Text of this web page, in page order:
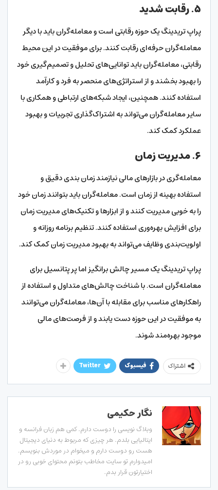
۵. رقابت شدید
پراپ تریدینگ یک حوزه رقابتی است و معامله‌گران باید با دیگر
معامله‌گران حرفه‌ای رقابت کنند. برای موفقیت در این محیط
رقابتی، معامله‌گران باید توانایی‌های تحلیل و تصمیم‌گیری خود
را بهبود بخشند و از استراتژی‌های منحصر به فرد و کارآمد
استفاده کنند. همچنین، ایجاد شبکه‌های ارتباطی و همکاری با
سایر معامله‌گران می‌تواند به اشتراک‌گذاری تجربیات و بهبود
عملکرد کمک کند.
۶. مدیریت زمان
معامله‌گری در بازارهای مالی نیازمند زمان‌ بندی دقیق و
استفاده بهینه از زمان است. معامله‌گران باید بتوانند زمان خود
را به خوبی مدیریت کنند و از ابزارها و تکنیک‌های مدیریت زمان
برای افزایش بهره‌وری استفاده کنند. تنظیم برنامه روزانه و
اولویت‌بندی وظایف می‌تواند به بهبود مدیریت زمان کمک کند.
پراپ تریدینگ یک مسیر چالش‌ برانگیز اما پر پتانسیل برای
معامله‌گران است. با شناخت چالش‌های متداول و استفاده از
راهکارهای مناسب برای مقابله با آن‌ها، معامله‌گران می‌توانند
به موفقیت در این حوزه دست یابند و از فرصت‌های مالی
موجود بهره‌مند شوند.
اشتراک فیسبوک Twitter
نگار حکیمی
وبلاگ نویسی را دوست دارم. کمی هم زبان فرانسه و
ایتالیایی بلدم. هر چیزی که مربوط به دنیای دیجیتال
هست رو دوست دارم و میخوام در موردش بنویسم.
امیدوارم تو سایت مخاطب بتونم محتوای خوبی رو در
اختیارتون قرار بدم.